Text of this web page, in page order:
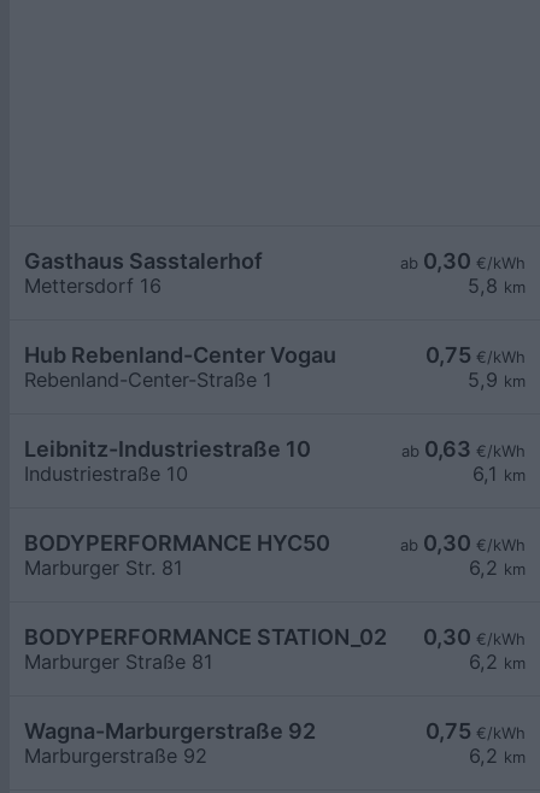
ab 0,30 €/kWh
5,8 km
Gasthaus Sasstalerhof
Mettersdorf 16
0,75 €/kWh
5,9 km
Hub Rebenland-Center Vogau
Rebenland-Center-Straße 1
ab 0,63 €/kWh
6,1 km
Leibnitz-Industriestraße 10
Industriestraße 10
ab 0,30 €/kWh
6,2 km
BODYPERFORMANCE HYC50
Marburger Str. 81
0,30 €/kWh
6,2 km
BODYPERFORMANCE STATION_02
Marburger Straße 81
0,75 €/kWh
6,2 km
Wagna-Marburgerstraße 92
Marburgerstraße 92